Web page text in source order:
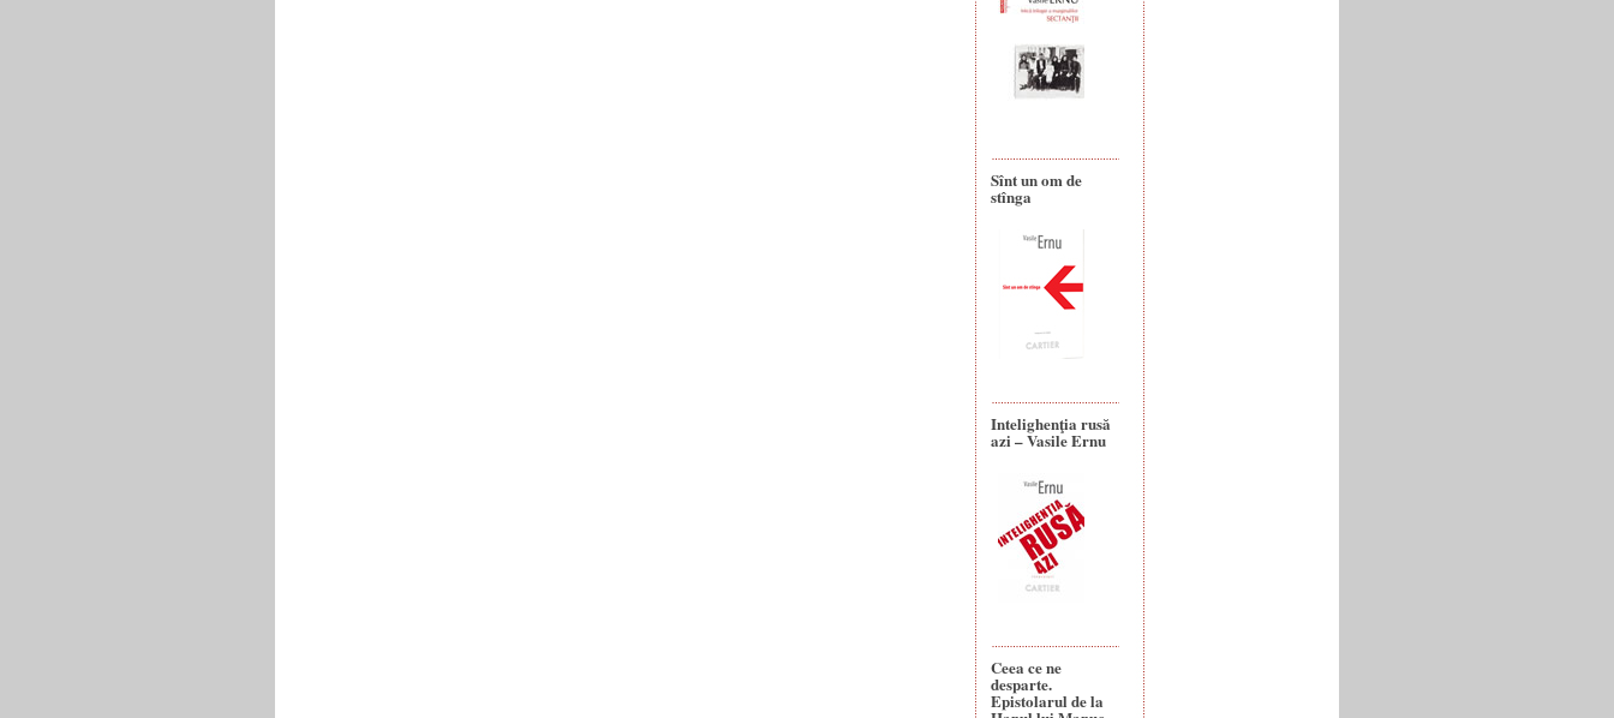
Sînt un om de
stînga
Intelighenţia rusă
azi – Vasile Ernu
Ceea ce ne
desparte.
Epistolarul de la